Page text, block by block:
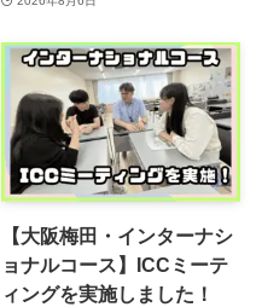
【大阪梅田・インターナシ
ョナルコース】ICCミーテ
ィングを実施しました！